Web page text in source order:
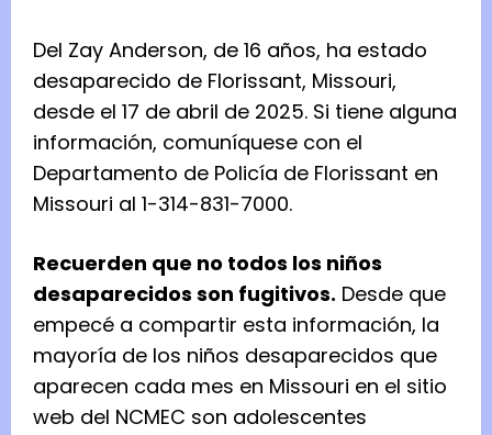
Del Zay Anderson, de 16 años, ha estado
desaparecido de Florissant, Missouri,
desde el 17 de abril de 2025. Si tiene alguna
información, comuníquese con el
Departamento de Policía de Florissant en
Missouri al 1-314-831-7000.
Recuerden que no todos los niños
desaparecidos son fugitivos. Desde que
empecé a compartir esta información, la
mayoría de los niños desaparecidos que
aparecen cada mes en Missouri en el sitio
web del NCMEC son adolescentes